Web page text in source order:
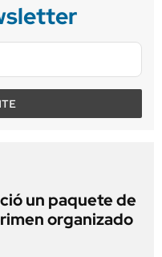
un paquete de
organizado